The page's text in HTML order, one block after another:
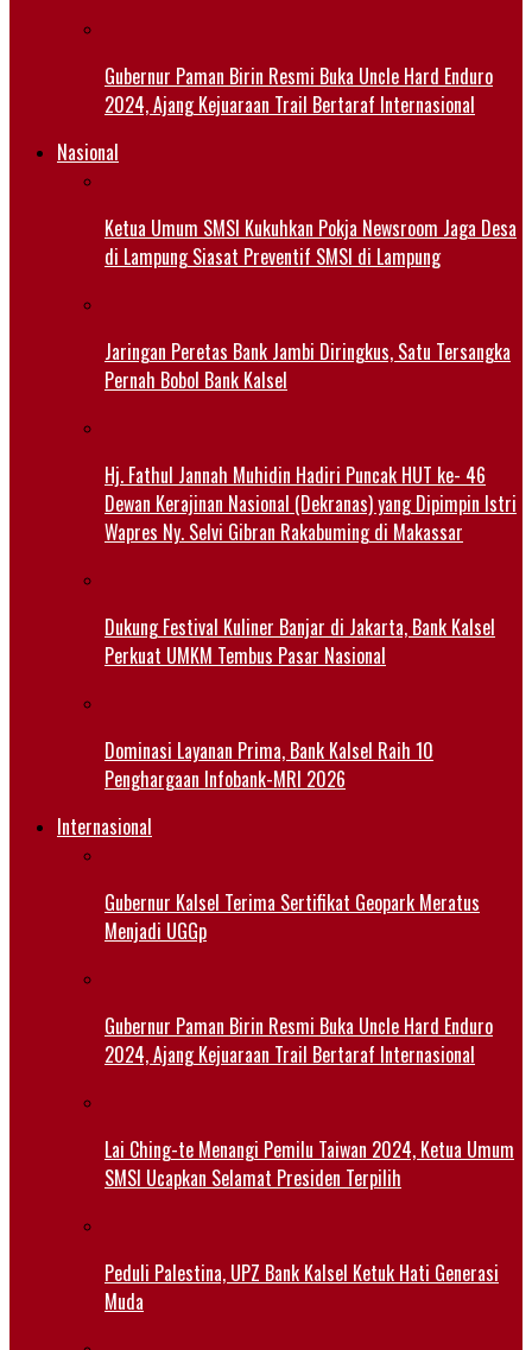
Gubernur Paman Birin Resmi Buka Uncle Hard Enduro
2024, Ajang Kejuaraan Trail Bertaraf Internasional
Nasional
Ketua Umum SMSI Kukuhkan Pokja Newsroom Jaga Desa
di Lampung Siasat Preventif SMSI di Lampung
Jaringan Peretas Bank Jambi Diringkus, Satu Tersangka
Pernah Bobol Bank Kalsel
Hj. Fathul Jannah Muhidin Hadiri Puncak HUT ke- 46
Dewan Kerajinan Nasional (Dekranas) yang Dipimpin Istri
Wapres Ny. Selvi Gibran Rakabuming di Makassar
Dukung Festival Kuliner Banjar di Jakarta, Bank Kalsel
Perkuat UMKM Tembus Pasar Nasional
Dominasi Layanan Prima, Bank Kalsel Raih 10
Penghargaan Infobank-MRI 2026
Internasional
Gubernur Kalsel Terima Sertifikat Geopark Meratus
Menjadi UGGp
Gubernur Paman Birin Resmi Buka Uncle Hard Enduro
2024, Ajang Kejuaraan Trail Bertaraf Internasional
Lai Ching-te Menangi Pemilu Taiwan 2024, Ketua Umum
SMSI Ucapkan Selamat Presiden Terpilih
Peduli Palestina, UPZ Bank Kalsel Ketuk Hati Generasi
Muda